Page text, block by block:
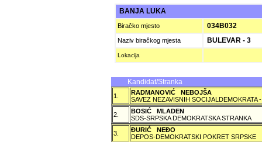
BANJA LUKA
Biračko mjesto 034B032
Naziv biračkog mjesta BULEVAR - 3
Lokacija
Kandidat/Stranka
1.
RADMANOVIĆ NEBOJŠA
SAVEZ NEZAVISNIH SOCIJALDEMOKRATA
2.
BOSIĆ MLADEN
SDS-SRPSKA DEMOKRATSKA STRANKA
3.
ÐURIĆ NEÐO
DEPOS-DEMOKRATSKI POKRET SRPSKE